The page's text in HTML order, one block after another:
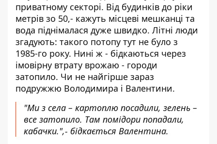
приватному секторі. Від будинків до ріки
метрів зо 50,- кажуть місцеві мешканці та
вода піднімалася дуже швидко. Літні люди
згадують: такого потопу тут не було з
1985-го року. Нині ж - бідкаються через
імовірну втрату врожаю - городи
затопило. Чи не найгірше зараз
подружжю Володимира і Валентини.
"Ми з села – картоплю посадили, зелень –
все затопило. Там помідори попадали,
кабачки.",- бідкається Валентина.